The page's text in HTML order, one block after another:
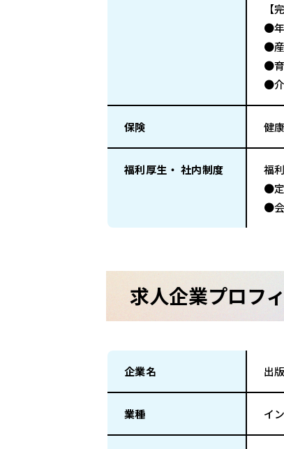
【
●
●
●
●
保険 健
福利厚生・ 社内制度
福
●定
●
求人企業プロフ
企業名 出
業種 イ